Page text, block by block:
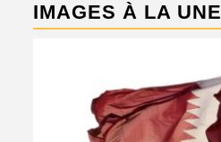
IMAGES À LA UNE